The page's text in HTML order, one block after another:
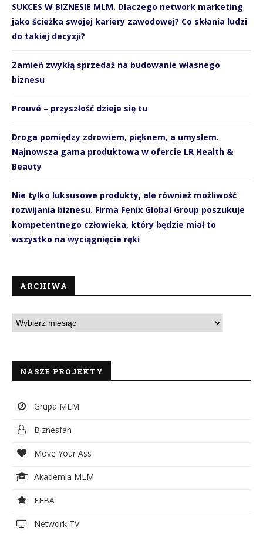
SUKCES W BIZNESIE MLM. Dlaczego network marketing
jako ścieżka swojej kariery zawodowej? Co skłania ludzi
do takiej decyzji?
Zamień zwykłą sprzedaż na budowanie własnego
biznesu
Prouvé – przyszłość dzieje się tu
Droga pomiędzy zdrowiem, pięknem, a umysłem.
Najnowsza gama produktowa w ofercie LR Health &
Beauty
Nie tylko luksusowe produkty, ale również możliwość
rozwijania biznesu. Firma Fenix Global Group poszukuje
kompetentnego człowieka, który będzie miał to
wszystko na wyciągnięcie ręki
ARCHIWA
NASZE PROJEKTY
Grupa MLM
Biznesfan
Move Your Ass
Akademia MLM
EFBA
Network TV